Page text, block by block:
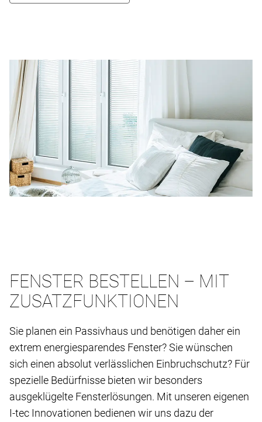
FENSTER BESTELLEN – MIT
ZUSATZFUNKTIONEN
Sie planen ein Passivhaus und benötigen daher ein
extrem energiesparendes Fenster? Sie wünschen
sich einen absolut verlässlichen Einbruchschutz? Für
spezielle Bedürfnisse bieten wir besonders
ausgeklügelte Fensterlösungen. Mit unseren eigenen
I-tec Innovationen bedienen wir uns dazu der